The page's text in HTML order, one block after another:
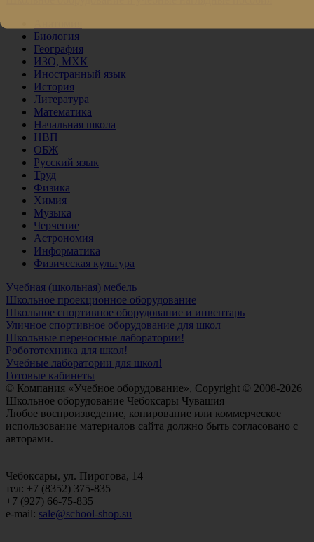
Биология
География
ИЗО, МХК
Иностранный язык
История
Литература
Математика
Начальная школа
НВП
ОБЖ
Русский язык
Труд
Физика
Химия
Музыка
Черчение
Астрономия
Информатика
Физическая культура
Учебная (школьная) мебель
Школьное проекционное оборудование
Школьное спортивное оборудование и инвентарь
Уличное спортивное оборудование для школ
Школьные переносные лаборатории!
Робототехника для школ!
Учебные лаборатории для школ!
Готовые кабинеты
© Компания «Учебное оборудование», Copyright © 2008-2026
Школьное оборудование Чебоксары Чувашия
Любое воспроизведение, копирование или коммерческое
использование материалов сайта должно быть согласовано с
авторами.
Чебоксары, ул. Пирогова, 14
тел: +7 (8352) 375-835
+7 (927) 66-75-835
e-mail: sale@school-shop.su